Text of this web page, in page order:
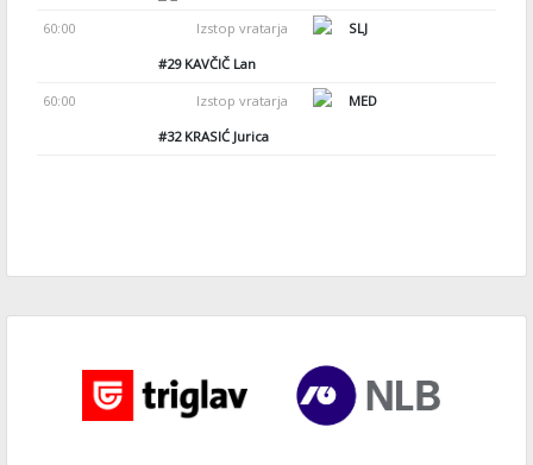
60:00 Izstop vratarja
SLJ
#29KAVČIČ Lan
60:00 Izstop vratarja
MED
#32KRASIĆ Jurica